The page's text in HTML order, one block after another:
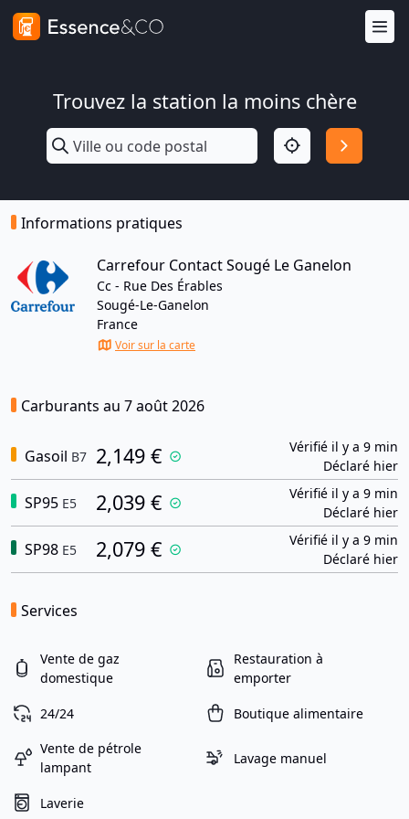
Trouvez la station la moins chère
Informations pratiques
Carrefour Contact Sougé Le Ganelon
Cc - Rue Des Érables
Sougé-Le-Ganelon
France
Voir sur la carte
Carburants au 7 août 2026
Gasoil B7 2,149 €
Vérifié il y a 9 min
Déclaré hier
SP95 E5 2,039 €
Vérifié il y a 9 min
Déclaré hier
SP98 E5 2,079 €
Vérifié il y a 9 min
Déclaré hier
Services
Vente de gaz
domestique
Restauration à
emporter
24/24 Boutique alimentaire
Vente de pétrole
lampant
Lavage manuel
Laverie